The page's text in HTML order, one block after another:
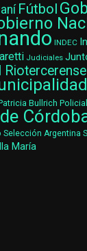
Fútbol
INDEC
Judiciales
Riotercerense
Bullrich
Selección Argentina
María